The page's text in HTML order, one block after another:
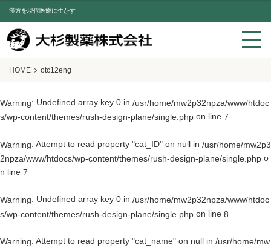
漢方を現代医療に生かす
HOME otc12eng
Warning: Undefined array key 0 in /usr/home/mw2p32npza/www/htdoc
s/wp-content/themes/rush-design-plane/single.php on line 7
Warning: Attempt to read property "cat_ID" on null in /usr/home/mw2p3
2npza/www/htdocs/wp-content/themes/rush-design-plane/single.php o
n line 7
Warning: Undefined array key 0 in /usr/home/mw2p32npza/www/htdoc
s/wp-content/themes/rush-design-plane/single.php on line 8
Warning: Attempt to read property "cat_name" on null in /usr/home/mw